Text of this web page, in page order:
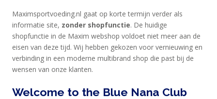
Maximsportvoeding.nl gaat op korte termijn verder als
informatie site, zonder shopfunctie. De huidige
shopfunctie in de Maxim webshop voldoet niet meer aan de
eisen van deze tijd. Wij hebben gekozen voor vernieuwing en
verbinding in een moderne multibrand shop die past bij de
wensen van onze klanten.
Welcome to the Blue Nana Club
BLUE
NANA
BLOG
KLANTENSERVICE